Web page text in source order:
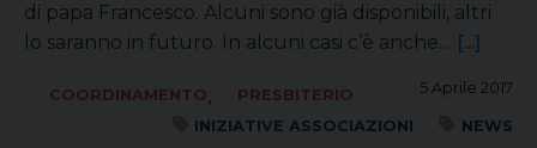
di papa Francesco. Alcuni sono già disponibili, altri
lo saranno in futuro. In alcuni casi c’è anche… [...]
5 Aprile 2017
COORDINAMENTO,
PRESBITERIO
INIZIATIVE ASSOCIAZIONI
NEWS